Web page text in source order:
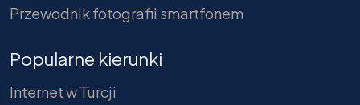
Przewodnik fotografii smartfonem
Popularne kierunki
Internet w Turcji